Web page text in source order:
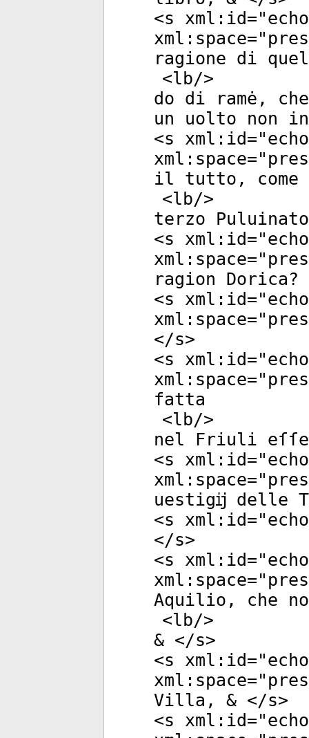
<s xml:id="
xml:space="
ragione di
<lb/>
do di ramė,
un uolto non
<s xml:id="
xml:space="
il tutto, come
<lb/>
terzo
<s xml:id="
xml:space="
ragion Dorica?
<s xml:id="
xml:space="
</s>
<s xml:id="
xml:space="
fatta
<lb/>
nel Friuli
<s xml:id="
xml:space="
uestigĳ delle
<s xml:id="
</s>
<s xml:id="
xml:space="
Aquilio, che
<lb/>
& </s>
<s xml:id="
xml:space="
Villa, & </s>
<s xml:id="